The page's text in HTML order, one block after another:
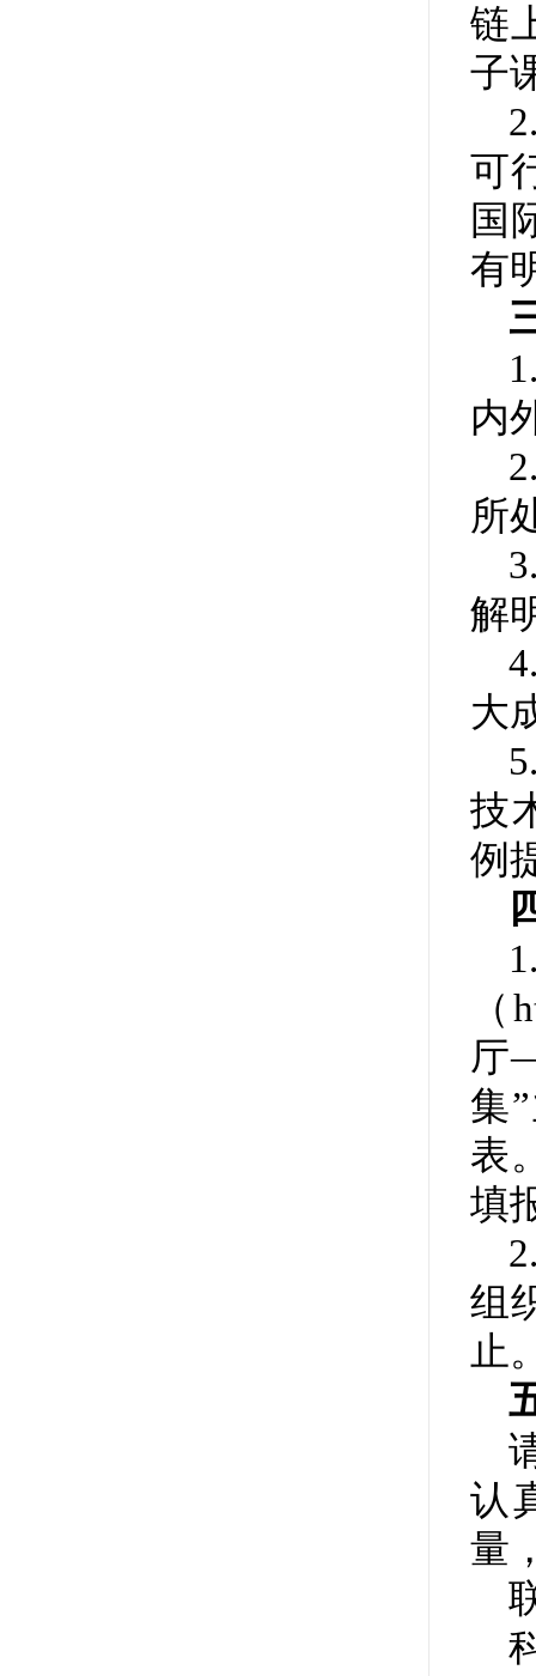
链
子
可
国
有
内
所
解
大
技
例
厅
集
表
填
组
止
认
量